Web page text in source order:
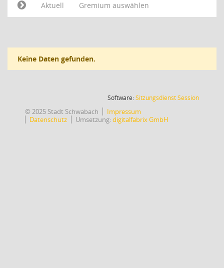
Aktuell
Gremium auswählen
Keine Daten gefunden.
Software:SitzungsdienstSession(Wird in
© 2025 Stadt Schwabach
Impressum
Datenschutz
Umsetzung:digitalfabrix GmbH